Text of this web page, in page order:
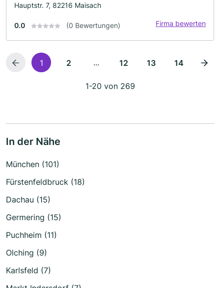
Hauptstr. 7, 82216 Maisach
0.0 (0 Bewertungen) Firma bewerten
1 2 ... 12 13 14
1-20 von 269
In der Nähe
München (101)
Fürstenfeldbruck (18)
Dachau (15)
Germering (15)
Puchheim (11)
Olching (9)
Karlsfeld (7)